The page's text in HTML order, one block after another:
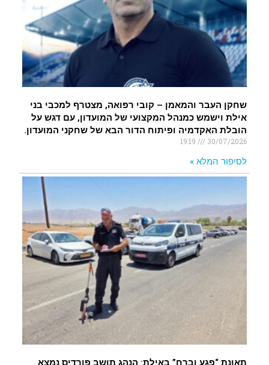
שחקן העבר והמאמן – קובי רפואה, מצטרף למכבי בני
אילת וישמש כמנהל המקצועי של המועדון, עם דגש על
הובלת האקדמיה ופיתוח הדור הבא של שחקני המועדון.
30/07/2026
לסיפור המלא »
תאונת “פגע וברח” באילת: הנהג תושב פורדיס נמצא